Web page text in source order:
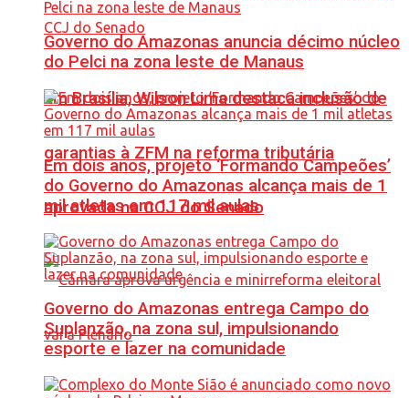
Em Brasília, Wilson Lima destaca inclusão de
garantias à ZFM na reforma tributária
aprovada na CCJ do Senado
Governo do Amazonas anuncia décimo núcleo
do Pelci na zona leste de Manaus
Em dois anos, projeto ‘Formando Campeões’
do Governo do Amazonas alcança mais de 1
mil atletas em 117 mil aulas
Governo do Amazonas entrega Campo do
Suplanzão, na zona sul, impulsionando
esporte e lazer na comunidade